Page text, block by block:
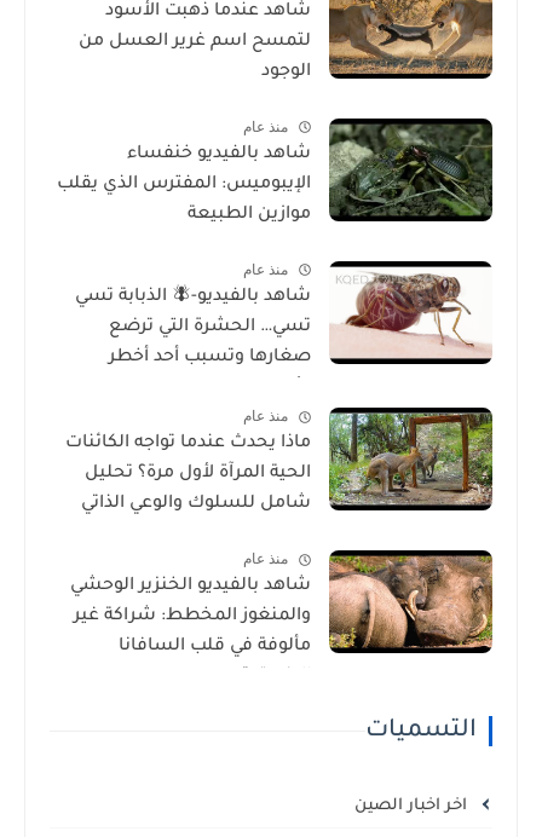
شاهد عندما ذهبت الأسود
لتمسح اسم غرير العسل من
الوجود
منذ عام
شاهد بالفيديو خنفساء
الإيبوميس: المفترس الذي يقلب
موازين الطبيعة
منذ عام
شاهد بالفيديو-🪰 الذبابة تسي
تسي… الحشرة التي ترضع
صغارها وتسبب أحد أخطر
منذ عام
ماذا يحدث عندما تواجه الكائنات
الحية المرآة لأول مرة؟ تحليل
شامل للسلوك والوعي الذاتي
منذ عام
شاهد بالفيديو الخنزير الوحشي
والمنغوز المخطط: شراكة غير
مألوفة في قلب السافانا
التسميات
اخر اخبار الصين